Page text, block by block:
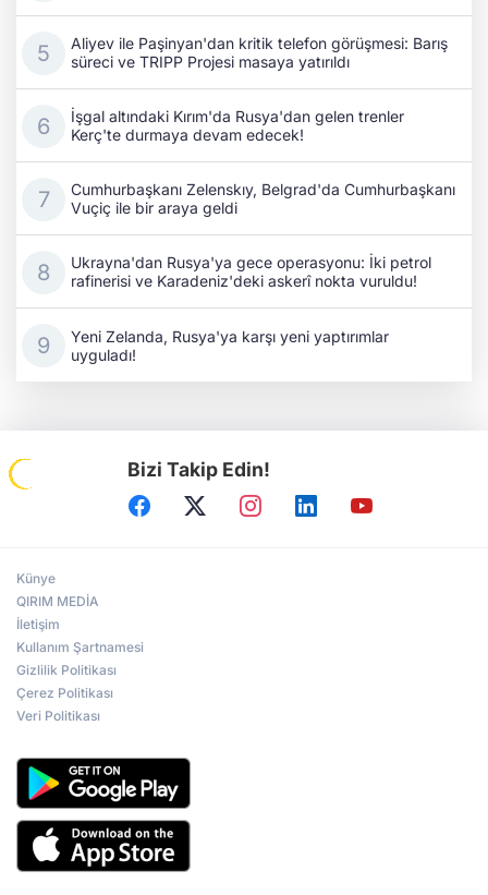
Aliyev ile Paşinyan'dan kritik telefon görüşmesi: Barış
süreci ve TRIPP Projesi masaya yatırıldı
İşgal altındaki Kırım'da Rusya'dan gelen trenler
Kerç'te durmaya devam edecek!
Cumhurbaşkanı Zelenskıy, Belgrad'da Cumhurbaşkanı
Vuçiç ile bir araya geldi
Ukrayna'dan Rusya'ya gece operasyonu: İki petrol
rafinerisi ve Karadeniz'deki askerî nokta vuruldu!
Yeni Zelanda, Rusya'ya karşı yeni yaptırımlar
uyguladı!
Bizi Takip Edin!
Künye
QIRIM MEDİA
İletişim
Kullanım Şartnamesi
Gizlilik Politikası
Çerez Politikası
Veri Politikası